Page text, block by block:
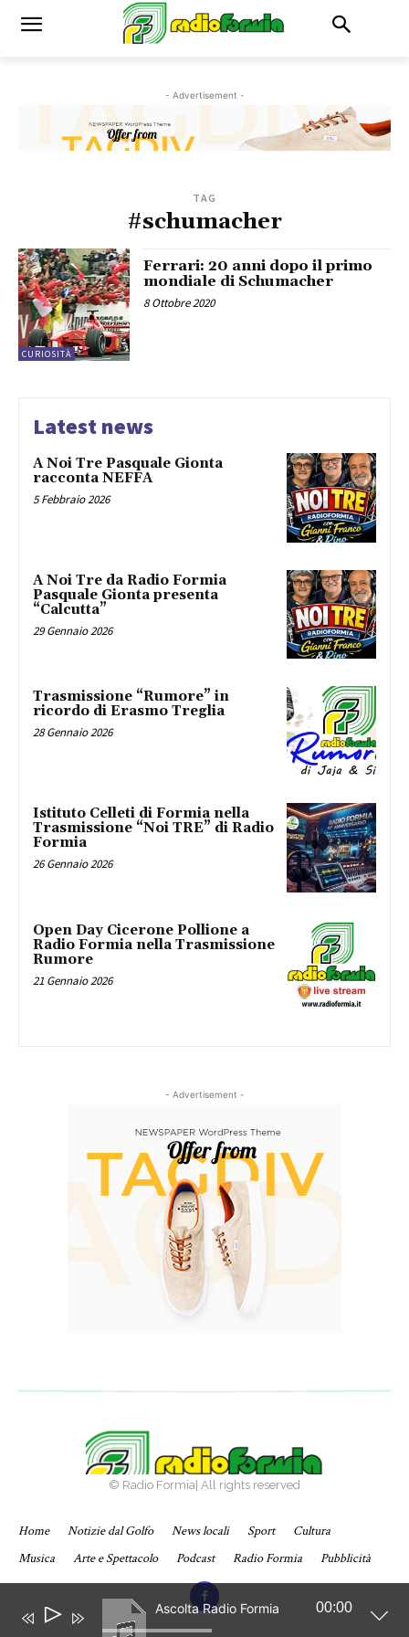
- Advertisement -
TAG
#schumacher
CURIOSITÀ
Ferrari: 20 anni dopo il primo
mondiale di Schumacher
8 Ottobre 2020
Latest news
A Noi Tre Pasquale Gionta
racconta NEFFA
5 Febbraio 2026
A Noi Tre da Radio Formia
Pasquale Gionta presenta
“Calcutta”
29 Gennaio 2026
Trasmissione “Rumore” in
ricordo di Erasmo Treglia
28 Gennaio 2026
Istituto Celleti di Formia nella
Trasmissione “Noi TRE” di Radio
Formia
26 Gennaio 2026
Open Day Cicerone Pollione a
Radio Formia nella Trasmissione
Rumore
21 Gennaio 2026
- Advertisement -
© Radio Formia| All rights reserved
Home Notizie dal Golfo News locali Sport
Cultura
Musica
Arte e Spettacolo Podcast Radio Formia Pubblicità
Ascolta Radio Formia
Audio
00:00